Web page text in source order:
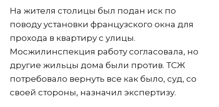
На жителя столицы был подан иск по
поводу установки французского окна для
прохода в квартиру с улицы.
Мосжилинспекция работу согласовала, но
другие жильцы дома были против. ТСЖ
потребовало вернуть все как было, суд, со
своей стороны, назначил экспертизу.